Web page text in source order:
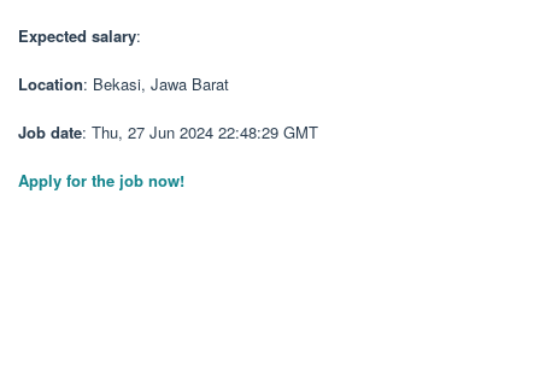
Expected salary:
Location: Bekasi, Jawa Barat
Job date: Thu, 27 Jun 2024 22:48:29 GMT
Apply for the job now!